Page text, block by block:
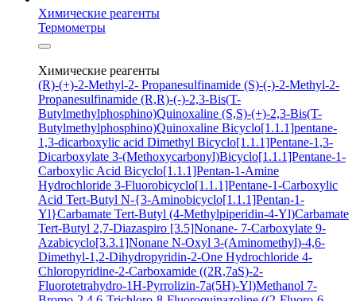
Химические реагенты
Термометры
Химические реагенты
(R)-(+)-2-Methyl-2- Propanesulfinamide (S)-(-)-2-Methyl-2-
Propanesulfinamide (R,R)-(-)-2,3-Bis(T-
Butylmethylphosphino)Quinoxaline (S,S)-(+)-2,3-Bis(T-
Butylmethylphosphino)Quinoxaline Bicyclo[1.1.1]pentane-
1,3-dicarboxylic acid Dimethyl Bicyclo[1.1.1]Pentane-1,3-
Dicarboxylate 3-(Methoxycarbonyl)Bicyclo[1.1.1]Pentane-1-
Carboxylic Acid Bicyclo[1.1.1]Pentan-1-Amine
Hydrochloride 3-Fluorobicyclo[1.1.1]Pentane-1-Carboxylic
Acid Tert-Butyl N-{3-Aminobicyclo[1.1.1]Pentan-1-
Yl}Carbamate Tert-Butyl (4-Methylpiperidin-4-Yl)Carbamate
Tert-Butyl 2,7-Diazaspiro [3.5]Nonane- 7-Carboxylate 9-
Azabicyclo[3.3.1]Nonane N-Oxyl 3-(Aminomethyl)-4,6-
Dimethyl-1,2-Dihydropyridin-2-One Hydrochloride 4-
Chloropyridine-2-Carboxamide ((2R,7aS)-2-
Fluorotetrahydro-1H-Pyrrolizin-7a(5H)-Yl)Methanol 7-